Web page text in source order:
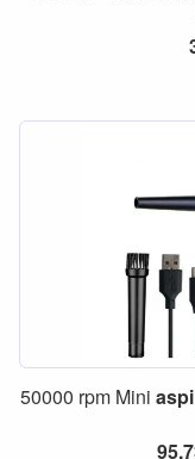
50000 rpm Mini